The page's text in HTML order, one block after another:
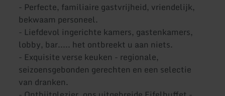
- Perfecte, familiaire gastvrijheid, vriendelijk,
bekwaam personeel.
- Liefdevol ingerichte kamers, gastenkamers,
lobby, bar..... het ontbreekt u aan niets.
- Exquisite verse keuken - regionale,
seizoensgebonden gerechten en een selectie
van dranken.